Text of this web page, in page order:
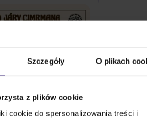
Szczegóły O plikach
z plików cookie
cookie do spersonalizowania treści i